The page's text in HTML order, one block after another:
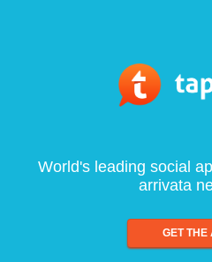
World's leading social
arrivata
GET THE